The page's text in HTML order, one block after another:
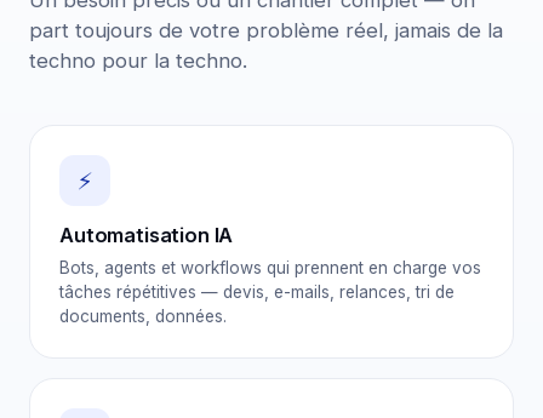
part toujours de votre problème réel, jamais de la
techno pour la techno.
⚡
Automatisation IA
Bots, agents et workflows qui prennent en charge vos
tâches répétitives — devis, e-mails, relances, tri de
documents, données.